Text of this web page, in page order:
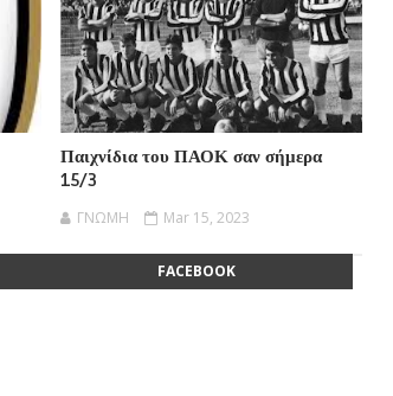
Παιχνίδια του ΠΑΟΚ σαν σήμερα
15/3
ΓΝΩΜΗ Mar 15, 2023
FACEBOOK